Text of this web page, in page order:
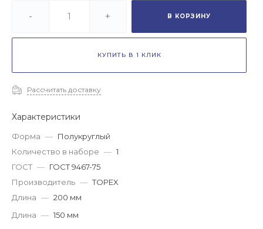
- + В КОРЗИНУ
КУПИТЬ В 1 КЛИК
Рассчитать доставку
Характеристики
Форма — Полукруглый
Количество в наборе — 1
ГОСТ — ГОСТ 9467-75
Производитель — TOPEX
Длина — 200 мм
Длина — 150 мм